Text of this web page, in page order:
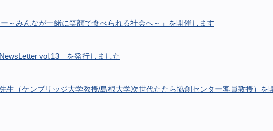
～みんなが一緒に笑顔で食べられる社会へ～」を開催します
vol.13 を発行しました
生（ケンブリッジ大学教授/島根大学次世代たたら協創センター客員教授）を